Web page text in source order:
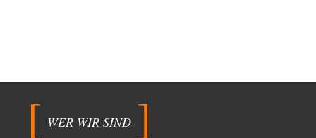
Die von Selenskij angeordnete 40-Tage-Operation hat den
Natürlich ist Russland scheinbar zögerlich, inkonsequent, reagiert immer
nur . Aber es ist vielleicht, wie…
WER WIR SIND